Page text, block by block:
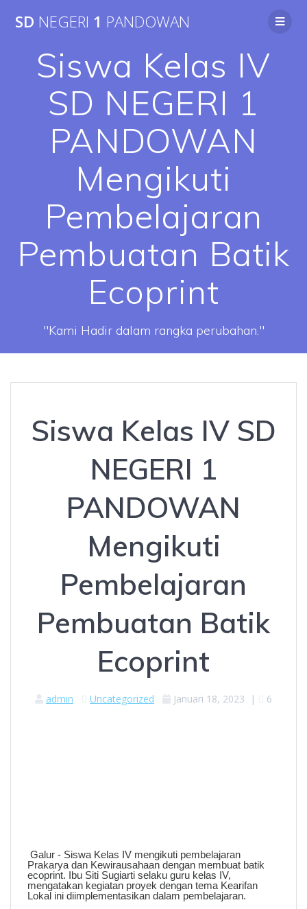
SD NEGERI 1 PANDOWAN
Siswa Kelas IV
SD NEGERI 1
PANDOWAN
Mengikuti
Pembelajaran
Pembuatan Batik
Ecoprint
"Kami Hadir dalam rangka perubahan."
Siswa Kelas IV SD
NEGERI 1
PANDOWAN
Mengikuti
Pembelajaran
Pembuatan Batik
Ecoprint
admin Uncategorized Januari 18, 2023 | 6
Galur - Siswa Kelas IV mengikuti pembelajaran
Prakarya dan Kewirausahaan dengan membuat batik
ecoprint. Ibu Siti Sugiarti selaku guru kelas IV,
mengatakan kegiatan proyek dengan tema Kearifan
Lokal ini diimplementasikan dalam pembelajaran.